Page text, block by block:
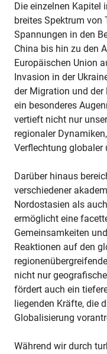
Die einzelnen Kapitel
breites Spektrum von
Spannungen in den
China bis hin zu den
Europäischen Union
Invasion in der
der Migration und der
ein besonderes
vertieft nicht nur
regionaler
Verflechtung globaler
Darüber hinaus
verschiedener
Nordostasien als
ermöglicht eine
Gemeinsamkeiten
Reaktionen auf den
nicht nur
fördert auch ein
liegenden Kräfte, die
Globalisierung
Während wir durch